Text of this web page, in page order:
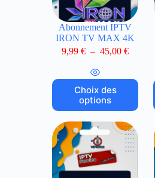
Abonnement IPTV
IRON TV MAX 4K
9,99€ – 45,00€
Choix des
options